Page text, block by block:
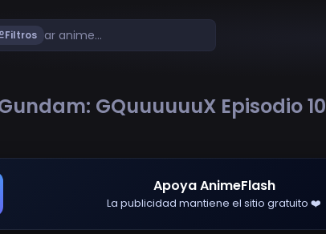
Filtros
GQuuuuuuX Episodio 10
Apoya AnimeFlash
La publicidad mantiene el sitio gratuito ❤️